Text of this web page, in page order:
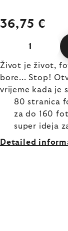
36,75 €
Život je život,
bore... Stop!
vrijeme kada je
80 stranica
za do 160
super ideja
Detailed